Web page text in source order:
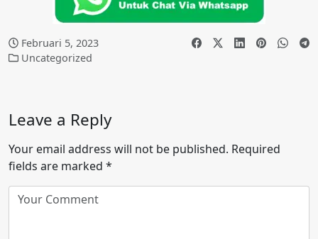
Februari 5, 2023
Uncategorized
Leave a Reply
Your email address will not be published. Required
fields are marked *